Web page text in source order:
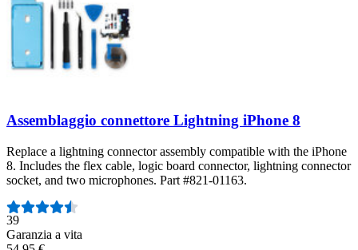
Assemblaggio connettore Lightning iPhone 8
Replace a lightning connector assembly compatible with the iPhone
8. Includes the flex cable, logic board connector, lightning connector
socket, and two microphones. Part #821-01163.
Numero di recensioni:
39
Garanzia a vita